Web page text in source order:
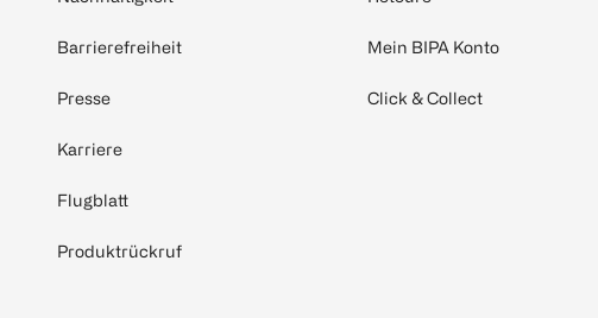
Barrierefreiheit
Presse
Karriere
Flugblatt
Produktrückruf
Mein BIPA Konto
Click & Collect